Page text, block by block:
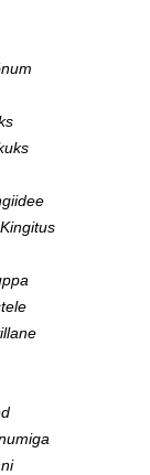
Kingitus